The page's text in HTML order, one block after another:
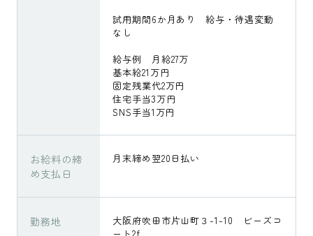
試用期間6か月あり 給与・待遇変動
なし
給与例 月給27万
基本給21万円
固定残業代2万円
住宅手当3万円
SNS手当1万円
お給料の締
め支払日
月末締め翌20日払い
勤務地
大阪府吹田市片山町３-1-10 ビーズコ